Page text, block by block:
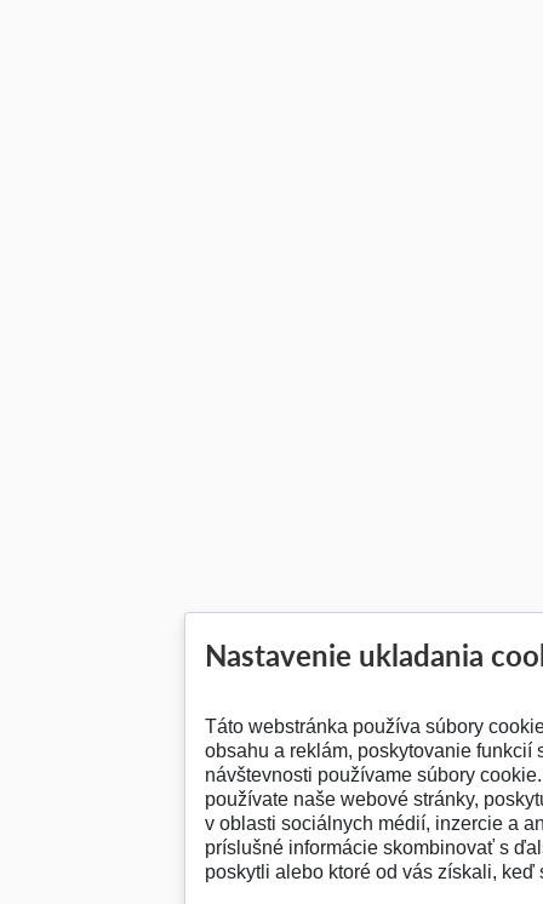
Nastavenie ukladania
Táto webstránka používa súbory
obsahu a reklám, poskytovanie funkcií
návštevnosti používame súbory
používate naše webové stránky,
v oblasti sociálnych médií, inzercie a
príslušné informácie skombinovať s
poskytli alebo ktoré od vás získali, keď